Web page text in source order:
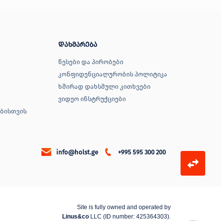
დახმარება
წესები და პირობები
კონფიდენციალურობის პოლიტიკა
ხშირად დახსმული კითხვები
ვიდეო ინსტრუქციები
info@holst.ge +995 595 300 200
Site is fully owned and operated by
Linus&co LLC (ID number: 425364303).